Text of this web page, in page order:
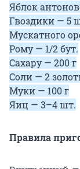
Яблок
Гвоздики — 5
Мускатного
Рому — 1/2 бут.
Сахару — 200 г
Соли — 2
Муки — 100 г
Яиц — 3–4 шт.
Правила